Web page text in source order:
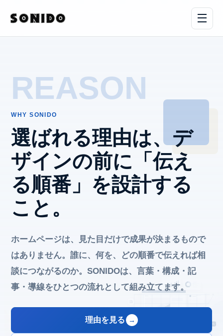
REASON
WHY SONIDO
選ばれる理由は、デ
ザインの前に「伝え
る順番」を設計する
こと。
ホームページは、見た目だけで成果が決まるもので
はありません。誰に、何を、どの順番で伝えれば相
談につながるのか。SONIDOは、言葉・構成・記
事・導線をひとつの流れとして組み立てます。
理由を見る